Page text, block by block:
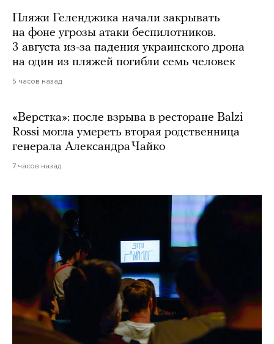
Пляжи Геленджика начали закрывать
на фоне угрозы атаки беспилотников.
3 августа из-за падения украинского дрона
на один из пляжей погибли семь человек
5 часов назад
«Верстка»: после взрыва в ресторане Balzi
Rossi могла умереть вторая родственница
генерала Александра Чайко
7 часов назад